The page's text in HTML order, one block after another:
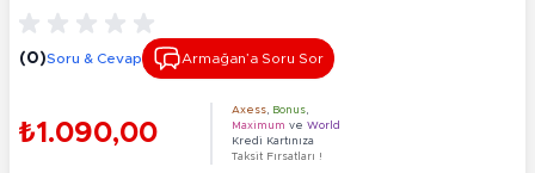
(0)Soru & Cevap Armağan’a Soru Sor
₺1.090,00
Axess Bonus
Maximum ve World
Kredi Kartınıza
Taksit Fırsatları !